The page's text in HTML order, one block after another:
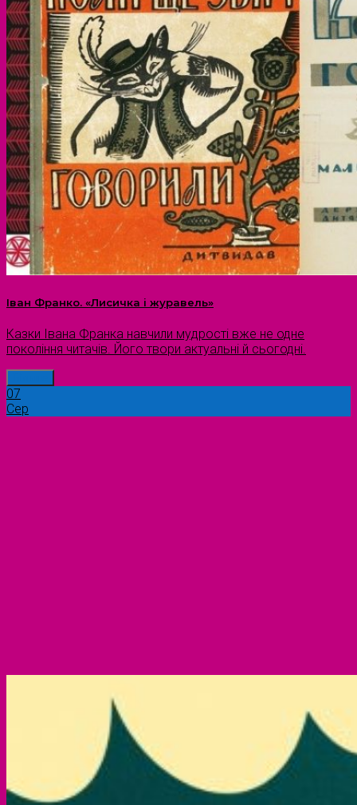
Іван Франко. «Лисичка і журавель»
Казки Івана Франка навчили мудрості вже не одне
покоління читачів. Його твори актуальні й сьогодні.
07
Сер